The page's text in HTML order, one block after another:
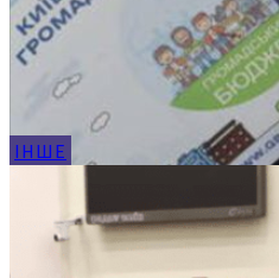
ІНШЕ